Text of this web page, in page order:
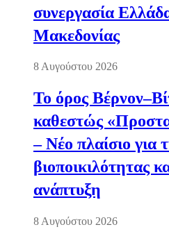
συνεργασία
Μακεδονίας
8 Αυγούστου 2026
Το όρος
καθεστώς
– Νέο πλαίσιο για
βιοποικιλότητας
ανάπτυξη
8 Αυγούστου 2026